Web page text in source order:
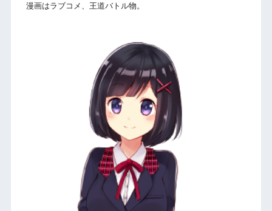
漫画はラブコメ、王道バトル物。